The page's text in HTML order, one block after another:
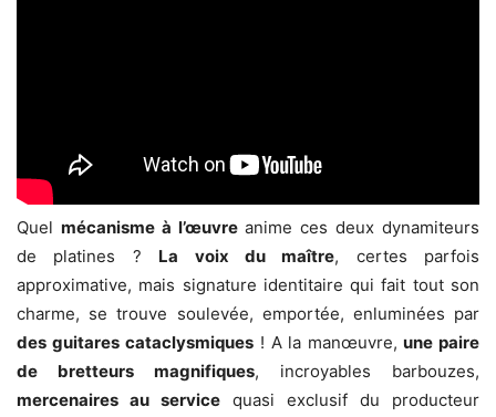
Quel mécanisme à l’œuvreanime ces deux dynamiteurs
de platines ? La voix du maître, certes parfois
approximative, mais signature identitaire qui fait tout son
charme, se trouve soulevée, emportée, enluminées par
des guitares cataclysmiques! A la manœuvre, une paire
de bretteurs magnifiques, incroyables barbouzes,
mercenaires au service quasi exclusif du producteur